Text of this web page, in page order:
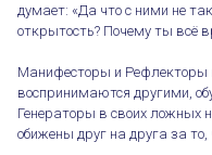
Типы и отношения
думает: «Да что с ними не
открытость? Почему ты всё
Манифесторы и Рефлекторы
воспринимаются другими,
Генераторы в своих ложных
обижены друг на друга за то,